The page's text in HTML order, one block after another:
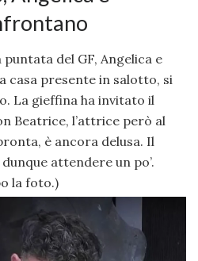
del GF, Angelica e
casa presente in salotto, si
La gieffina ha invitato il
Beatrice, l’attrice però al
è ancora delusa. Il
attendere un po’.
la foto.)